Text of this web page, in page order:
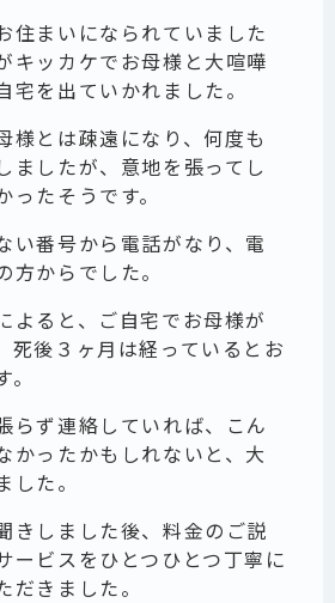
住まいになられていました
キッカケでお母様と大喧嘩
宅を出ていかれました。
様とは疎遠になり、何度も
ましたが、意地を張ってし
ったそうです。
い番号から電話がなり、電
方からでした。
よると、ご自宅でお母様が
死後３ヶ月は経っているとお
らず連絡していれば、こん
かったかもしれないと、大
た。
きしました後、料金のご説
ービスをひとつひとつ丁寧に
だきました。